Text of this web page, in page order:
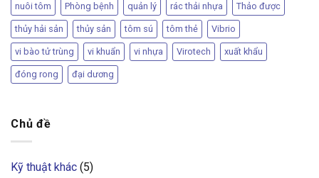
nuôi tôm Phòng bệnh quản lý rác thải nhựa Thảo được
thủy hải sản thủy sản tôm sú tôm thẻ Vibrio
vi bào tử trùng vi khuẩn vi nhựa Virotech xuất khẩu
đóng rong đại dương
Chủ đề
Kỹ thuật khác (5)